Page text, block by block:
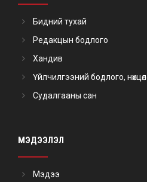
Бидний тухай
Редакцын бодлого
Хандив
Үйлчилгээний бодлого, нөхцөл
Судалгааны сан
МЭДЭЭЛЭЛ
Мэдээ